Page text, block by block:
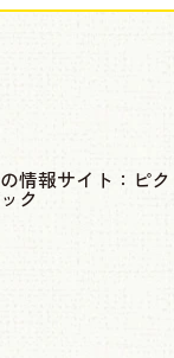
情報サイト：ピク
ク